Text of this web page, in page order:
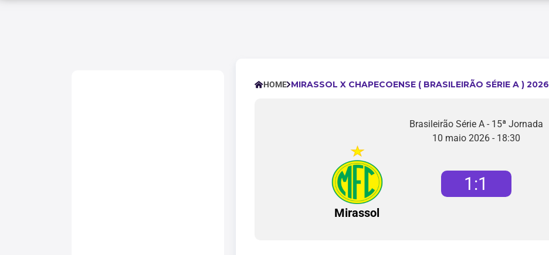
HOME MIRASSOL X CHAPECOENSE ( BRASILEIRÃO SÉRIE A ) 2026
Brasileirão Série A - 15ª Jornada
10 maio 2026 - 18:30
Mirassol
1 :1